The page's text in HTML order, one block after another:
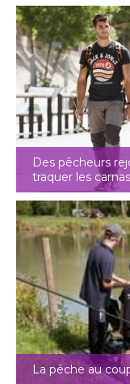
Des pêcheurs
traquer les
La pêche au